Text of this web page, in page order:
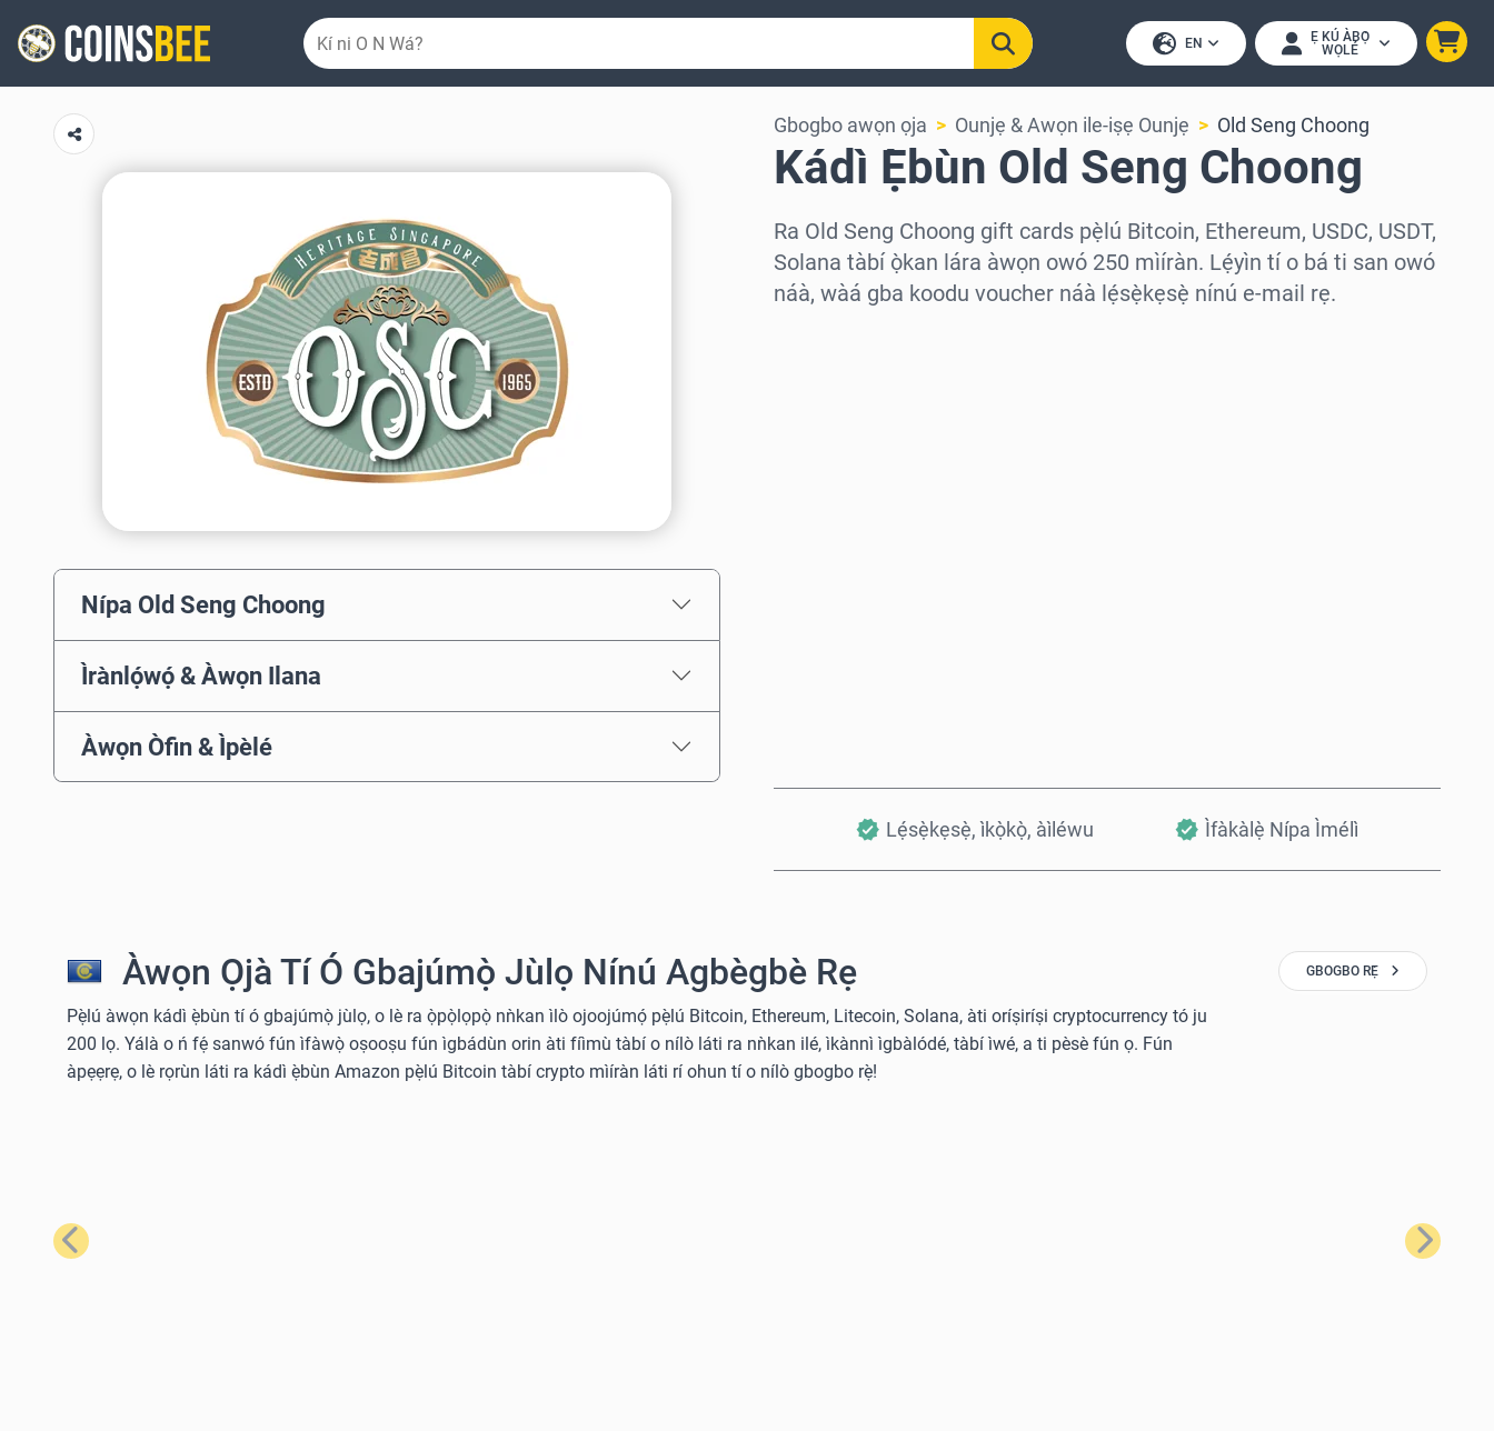
EN
Ẹ KÚ ÀBỌ̀
WỌLÉ
Nípa Old Seng Choong
Ìrànlọ́wọ́ & Àwọn Ilana
Àwọn Òfin & Ìpèlé
Gbogbo awọn ọja Ounjẹ & Awọn ile-iṣẹ Ounjẹ Old Seng Choong
Kádì Ẹ̀bùn Old Seng Choong
Ra Old Seng Choong gift cards pẹ̀lú Bitcoin, Ethereum, USDC, USDT,
Solana tàbí ọ̀kan lára àwọn owó 250 mìíràn. Lẹ́yìn tí o bá ti san owó
náà, wàá gba koodu voucher náà lẹ́sẹ̀kẹsẹ̀ nínú e-mail rẹ.
Lẹ́sẹ̀kẹsẹ̀, ìkọ̀kọ̀, àìléwu Ìfàkàlẹ̀ Nípa Ìmélì
Àwọn Ọjà Tí Ó Gbajúmọ̀ Jùlọ Nínú Agbègbè Rẹ
Pẹ̀lú àwọn kádì ẹ̀bùn tí ó gbajúmọ̀ jùlọ, o lè ra ọ̀pọ̀lọpọ̀ nǹkan ìlò ojoojúmọ́ pẹ̀lú Bitcoin, Ethereum, Litecoin, Solana, àti oríṣiríṣi cryptocurrency tó ju
200 lọ. Yálà o ń fẹ́ sanwó fún ìfàwọ̀ oṣooṣu fún ìgbádùn orin àti fíìmù tàbí o nílò láti ra nǹkan ilé, ìkànnì ìgbàlódé, tàbí ìwé, a ti pèsè fún ọ. Fún
àpẹẹrẹ, o lè rọrùn láti ra kádì ẹ̀bùn Amazon pẹ̀lú Bitcoin tàbí crypto mìíràn láti rí ohun tí o nílò gbogbo rẹ̀!
GBOGBO RẸ̀
Tẹ́lẹ̀ Tẹ̀lé